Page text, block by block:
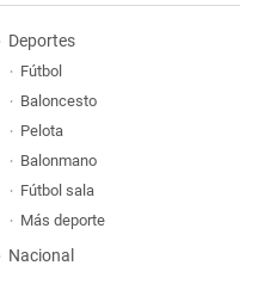
Deportes
Fútbol
Baloncesto
Pelota
Balonmano
Fútbol sala
Más deporte
Nacional